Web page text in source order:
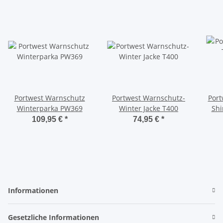
Portwest Warnschutz
Winterparka PW369
109,95 € *
Portwest Warnschutz-
Winter Jacke T400
74,95 € *
Informationen
Gesetzliche Informationen